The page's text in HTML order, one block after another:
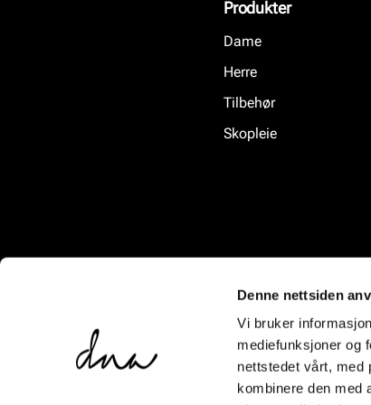
Denne nettsiden
Vi bruker
mediefunksjoner og
nettstedet vårt, med
kombinere den med
Produkter
Dame
Herre
Tilbehør
Skopleie